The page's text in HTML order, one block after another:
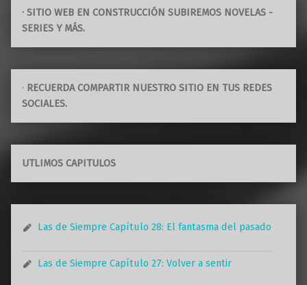
· SITIO WEB EN CONSTRUCCIÓN SUBIREMOS NOVELAS -
SERIES Y MÁS.
· RECUERDA COMPARTIR NUESTRO SITIO EN TUS REDES
SOCIALES.
UTLIMOS CAPITULOS
Las de Siempre Capítulo 28: El fantasma del pasado
Las de Siempre Capítulo 27: Volver a sentir